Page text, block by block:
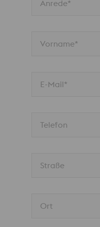
Anrede*
Vorname*
E-Mail*
Telefon
Straße
Ort